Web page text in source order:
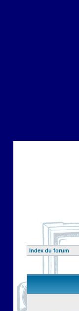
Index du forum